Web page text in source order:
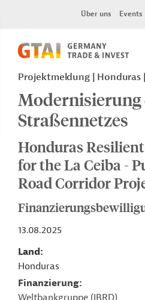
Über uns Events
Projektmeldung Honduras
Modernisierung
Straßennetzes
Honduras
for the La Ceiba -
Road Corridor
13.08.2025
Land
Honduras
Finanzierung
Weltbankgruppe (IBRD)